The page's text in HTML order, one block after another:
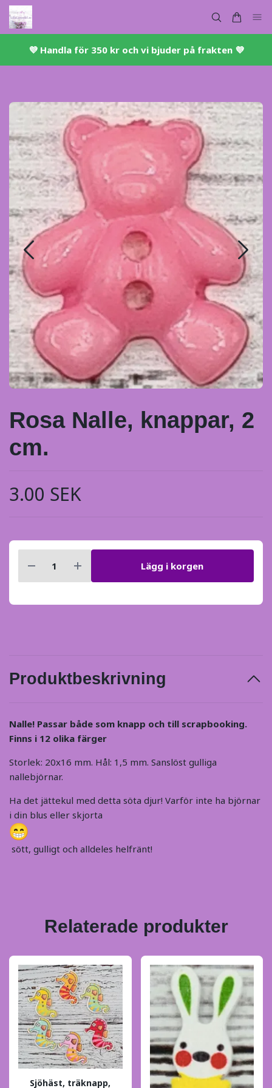
💜 ​Handla för 350 kr och vi bjuder på frakten 💜​
Rosa Nalle, knappar, 2
cm.
3.00 SEK
Lägg i korgen
Produktbeskrivning
Nalle! Passar både som knapp och till scrapbooking.
Finns i 12 olika färger
Storlek: 20x16 mm. Hål: 1,5 mm. Sanslöst gulliga
nallebjörnar.
Ha det jättekul med detta söta djur! Varför inte ha björnar
i din blus eller skjorta
sött, gulligt och alldeles helfränt!
Relaterade produkter
Sjöhäst, träknapp,